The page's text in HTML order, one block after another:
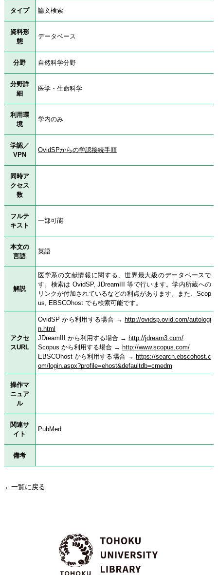
タイプ 論文検索
資料形
態
データベース
分野 自然科学分野
分野詳
細
医学・生命科学
利用環
境
学内のみ
学認／
VPN
OvidSPからの学認接続手順
同時ア
クセス
数
フルテ
キスト
一部可能
本文の
言語
英語
解説
医学系の文献情報に関する、世界最大級のデータベースで
す。検索は OvidSP, JDreamIII 等で行います。学内所蔵への
リンクが付加されているなどの利点があります。また、Scop
us, EBSCOhost でも検索可能です。
アクセ
スURL
OvidSP から利用する場合 → http://ovidsp.ovid.com/autologi
n.html
JDreamIII から利用する場合 → http://jdream3.com/
Scopus から利用する場合 → http://www.scopus.com/
EBSCOhost から利用する場合 → https://search.ebscohost.c
om/login.aspx?profile=ehost&defaultdb=cmedm
操作マ
ニュア
ル
関連サ
イト
PubMed
備考
←一覧に戻る